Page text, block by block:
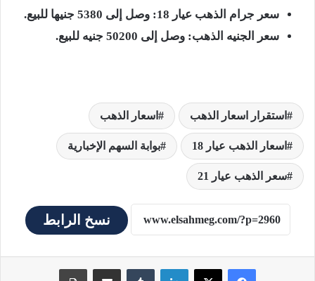
سعر جرام الذهب عيار 18: وصل إلى 5380 جنيها للبيع.
سعر الجنيه الذهب: وصل إلى 50200 جنيه للبيع.
استقرار اسعار الذهب اسعار الذهب
اسعار الذهب عيار 18 بوابة السهم الإخبارية
سعر الذهب عيار 21
نسخ الرابط
لينكدإن مشاركة عبر البريد طباعة